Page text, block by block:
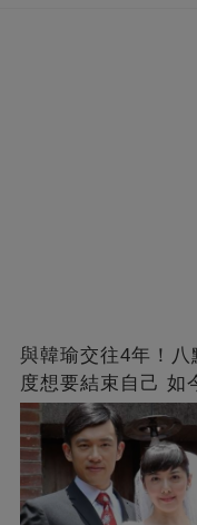
與韓瑜交往4年！
度想要結束自己 如今重逢舊愛「卻宣告終生不婚」
原因曝光